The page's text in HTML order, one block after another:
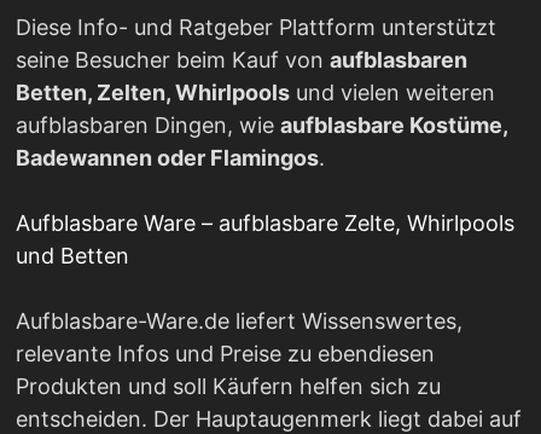
Diese Info- und Ratgeber Plattform unterstützt
seine Besucher beim Kauf von aufblasbaren
Betten, Zelten, Whirlpoolsund vielen weiteren
aufblasbaren Dingen, wie aufblasbare Kostüme,
Badewannen oder Flamingos.
Aufblasbare Ware – aufblasbare Zelte, Whirlpools
und Betten
Aufblasbare-Ware.de liefert Wissenswertes,
relevante Infos und Preise zu ebendiesen
Produkten und soll Käufern helfen sich zu
entscheiden. Der Hauptaugenmerk liegt dabei auf